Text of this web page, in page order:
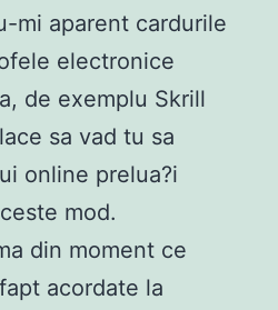
mi aparent cardurile
electronice
de exemplu Skrill
sa vad tu sa
online prelua?i
mod.
din moment ce
acordate la